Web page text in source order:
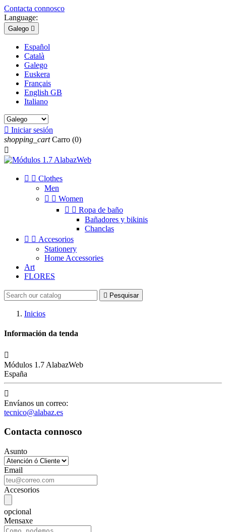
Contacta connosco
Language:
Galego 
Español
Català
Galego
Euskera
Français
English GB
Italiano
 Iniciar sesión
shopping_cart Carro (0)

  Clothes
Men
  Women
  Ropa de baño
Bañadores y bikinis
Chanclas
  Accesorios
Stationery
Home Accessories
Art
FLORES
 Pesquisar
Inicios
Información da tenda

Módulos 1.7 AlabazWeb
España

Envíanos un correo:
tecnico@alabaz.es
Contacta connosco
Asunto
Email
Accesorios
opcional
Mensaxe